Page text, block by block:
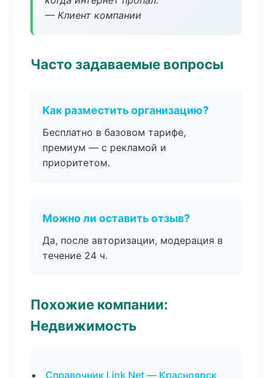
— Клиент компании
Часто задаваемые вопросы
Как разместить организацию?
Бесплатно в базовом тарифе,
премиум — с рекламой и
приоритетом.
Можно ли оставить отзыв?
Да, после авторизации, модерация в
течение 24 ч.
Похожие компании:
Недвижимость
Справочник Link Net — Красноярск